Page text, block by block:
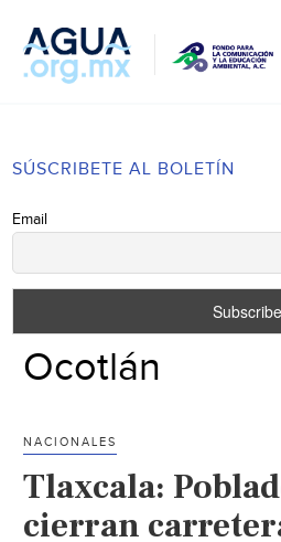
SÚSCRIBETE AL BOLETÍN
Email
Ocotlán
NACIONALES
Tlaxcala:
cierran